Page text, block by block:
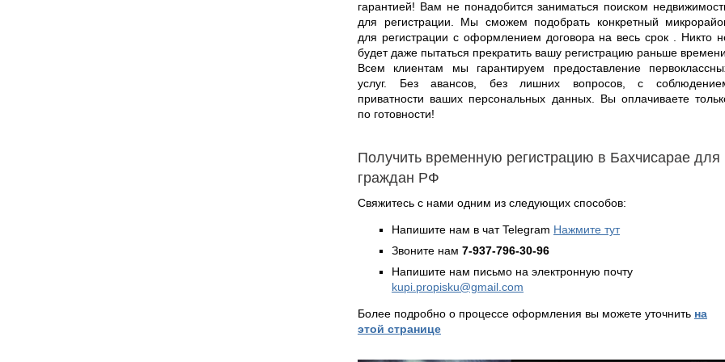
гарантией! Вам не понадобится заниматься поиском
для регистрации. Мы сможем подобрать конкретный
для регистрации с оформлением договора на весь срок . Никто
будет даже пытаться прекратить вашу регистрацию раньше времени.
Всем клиентам мы гарантируем предоставление
услуг. Без авансов, без лишних вопросов, с
приватности ваших персональных данных. Вы оплачиваете
по готовности!
Получить временную регистрацию в Бахчисарае для
граждан РФ
Свяжитесь с нами одним из следующих способов:
Напишите нам в чат Telegram Нажмите тут
Звоните нам 7-937-796-30-96
Напишите нам письмо на электронную почту
kupi.propisku@gmail.com
Более подробно о процессе оформления вы можете уточнить на
этой странице